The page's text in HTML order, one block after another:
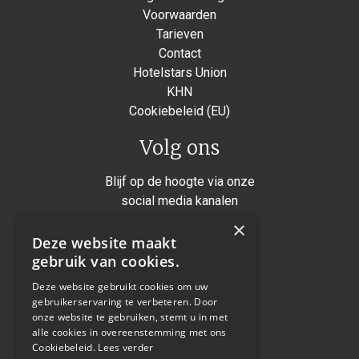
Voorwaarden
Tarieven
Contact
Hotelstars Union
KHN
Cookiebeleid (EU)
Volg ons
Blijf op de hoogte via onze
social media kanalen
Instagram
Facebook
Linkedin
×
Deze website maakt
gebruik van cookies.
Deze website gebruikt cookies om uw
gebruikerservaring te verbeteren. Door
onze website te gebruiken, stemt u in met
alle cookies in overeenstemming met ons
Cookiebeleid. Lees verder